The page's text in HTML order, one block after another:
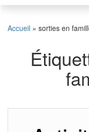
Accueil » sorties en